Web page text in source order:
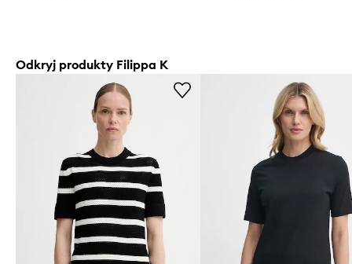
Odkryj produkty Filippa K